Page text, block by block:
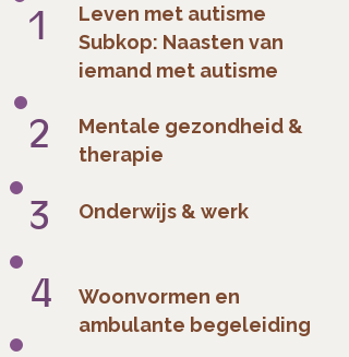
1
2
3
4
Leven met autisme
Subkop: Naasten van
iemand met autisme
Mentale gezondheid &
therapie
Onderwijs & werk
Woonvormen en
ambulante begeleiding